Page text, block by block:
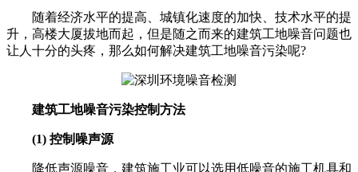
随着经济水平的提高、城镇化速度的加快、技术水平的提
升，高楼大厦拔地而起，但是随之而来的建筑工地噪音问题也
让人十分的头疼，那么如何解决建筑工地噪音污染呢?
建筑工地噪音污染控制方法
(1) 控制噪声源
降低声源噪音，建筑施工业可以选用低噪音的施工机具和